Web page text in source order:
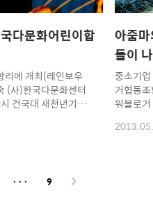
다문화어린이합
리에 개최(레인보우
(사)한국다문화센터
건국대 새천년기념
녀들이 함께 어울리
이번에도 사전홍
지날수록 더 많은 참
아줌
들이
중소기
거협동
워블로
중소기업
··· 9